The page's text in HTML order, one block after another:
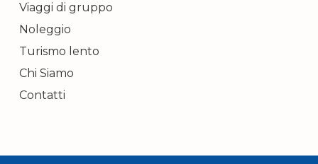
Viaggi di gruppo
Noleggio
Turismo lento
Chi Siamo
Contatti